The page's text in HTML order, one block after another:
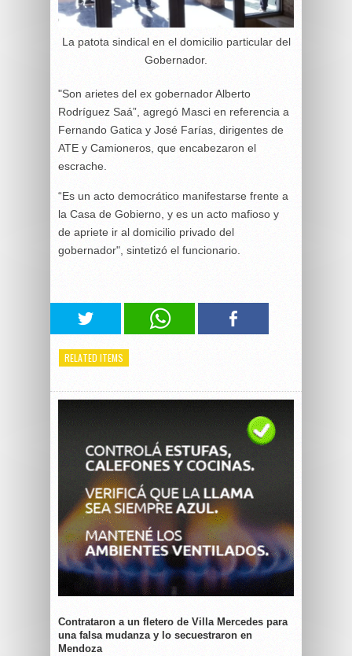
La patota sindical en el domicilio particular del
Gobernador.
"Son arietes del ex gobernador Alberto
Rodríguez Saá”, agregó Masci en referencia a
Fernando Gatica y José Farías, dirigentes de
ATE y Camioneros, que encabezaron el
escrache.
“Es un acto democrático manifestarse frente a
la Casa de Gobierno, y es un acto mafioso y
de apriete ir al domicilio privado del
gobernador", sintetizó el funcionario.
RELATED ITEMS
Contrataron a un fletero de Villa Mercedes para
una falsa mudanza y lo secuestraron en
Mendoza